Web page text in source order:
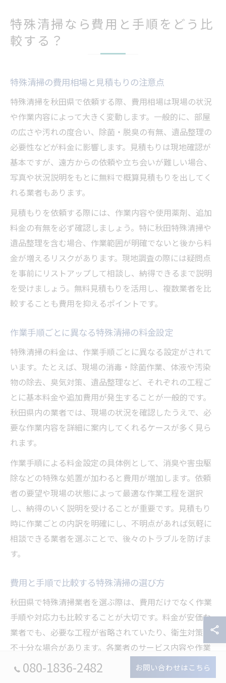
特殊清掃なら費用と手順をどう比
較する？
特殊清掃の費用相場と見積もりの注意点
特殊清掃を秋田県で依頼する際、費用相場は現場の状況
や作業内容によって大きく変動します。一般的に、部屋
の広さや汚れの度合い、除菌・脱臭の有無、遺品整理の
必要性などが料金に影響します。見積もりは現地確認が
基本ですが、遠方からの依頼や立ち会いが難しい場合、
写真や状況説明をもとに無料で概算見積もりを出してく
れる業者もあります。
見積もりを依頼する際には、作業内容や使用薬剤、追加
料金の有無を必ず確認しましょう。特に秋田特殊清掃や
遺品整理を含む場合、作業範囲が明確でないと後から料
金が増えるリスクがあります。現地調査の際には疑問点
を事前にリストアップして相談し、納得できるまで説明
を受けましょう。無料見積もりを活用し、複数業者を比
較することも費用を抑えるポイントです。
作業手順ごとに異なる特殊清掃の料金設定
特殊清掃の料金は、作業手順ごとに異なる設定がされて
います。たとえば、現場の消毒・除菌作業、体液や汚染
物の除去、臭気対策、遺品整理など、それぞれの工程ご
とに基本料金や追加費用が発生することが一般的です。
秋田県内の業者では、現場の状況を確認したうえで、必
要な作業内容を詳細に案内してくれるケースが多く見ら
れます。
作業手順による料金設定の具体例として、消臭や害虫駆
除などの特殊な処置が加わると費用が増加します。依頼
者の要望や現場の状態によって最適な作業工程を選択
し、納得のいく説明を受けることが重要です。見積もり
時に作業ごとの内訳を明確にし、不明点があれば気軽に
相談できる業者を選ぶことで、後々のトラブルを防げま
す。
費用と手順で比較する特殊清掃の選び方
秋田県で特殊清掃業者を選ぶ際は、費用だけでなく作業
手順や対応力も比較することが大切です。料金が安価な
業者でも、必要な工程が省略されていたり、衛生対策が
不十分な場合があります。各業者のサービス内容や作業
実績、口コミなども事前にチェックしましょう。
080-1836-2482 お問い合わせはこちら